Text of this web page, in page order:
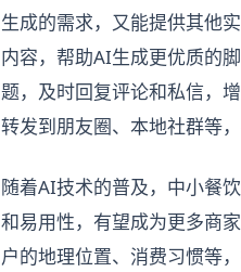
生成的需求，又能提供其他
内容，帮助AI生成更优质的
题，及时回复评论和私信，
转发到朋友圈、本地社群等
随着AI技术的普及，中小餐
和易用性，有望成为更多商
户的地理位置、消费习惯等